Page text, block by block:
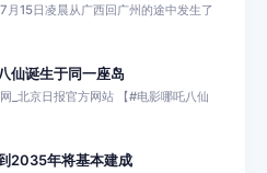
月15日凌晨从广西回广州的途中发生了
仙诞生于同一座岛
_北京日报官方网站 【#电影哪吒八仙
2035年将基本建成